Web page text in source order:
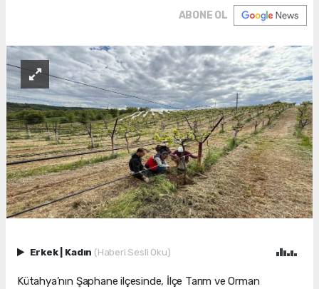
ABONE OL
Erkek Kadın (Haberi Sesli Oku)
Kütahya’nın Şaphane ilçesinde, İlçe Tarım ve Orman